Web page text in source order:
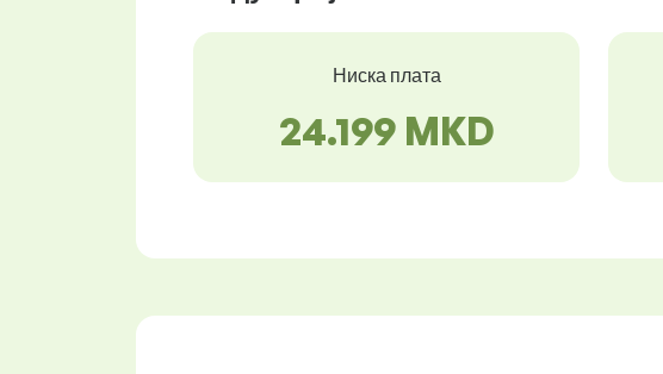
Ниска плата
24.199 MKD